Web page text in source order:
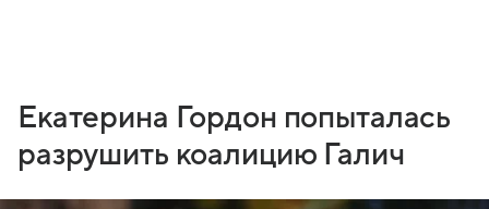
Екатерина Гордон попыталась
разрушить коалицию Галич